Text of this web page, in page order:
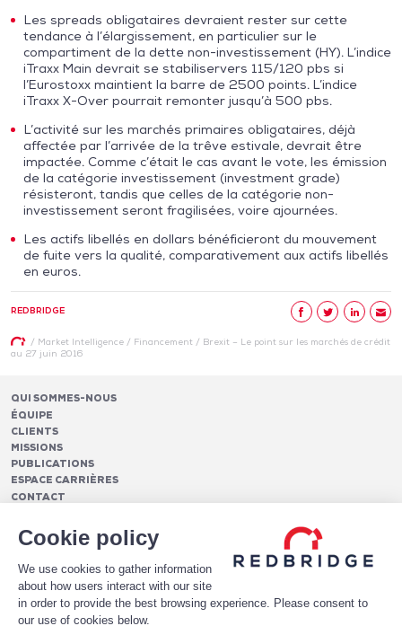
Cookie policy
We use cookies to gather information
about how users interact with our site
in order to provide the best browsing experience. Please consent to
our use of cookies below.
Les spreads obligataires devraient rester sur cette
tendance à l’élargissement, en particulier sur le
compartiment de la dette non-investissement (HY). L’indice
iTraxx Main devrait se stabiliservers 115/120 pbs si
l’Eurostoxx maintient la barre de 2500 points. L’indice
iTraxx X-Over pourrait remonter jusqu’à 500 pbs.
L’activité sur les marchés primaires obligataires, déjà
affectée par l’arrivée de la trêve estivale, devrait être
impactée. Comme c’était le cas avant le vote, les émission
de la catégorie investissement (investment grade)
résisteront, tandis que celles de la catégorie non-
investissement seront fragilisées, voire ajournées.
Les actifs libellés en dollars bénéficieront du mouvement
de fuite vers la qualité, comparativement aux actifs libellés
en euros.
REDBRIDGE
/ Market Intelligence/ Financement/ Brexit – Le point sur les marchés de crédit
au 27 juin 2016
QUI SOMMES-NOUS
ÉQUIPE
CLIENTS
MISSIONS
PUBLICATIONS
ESPACE CARRIÈRES
CONTACT
Pilotage des relations bancaires
Conseil en notation et optimisation du profil de crédit
Mise en place de financements
CASH MANAGEMENT ET TRÉSORERIE
Frais et services bancaires
Services de suivi et de reporting des frais bancaires
Monétique
Conversion et gestion de la fraude e-commerce
PAIEMENTS
Analytics
Architecture de paiement
LE LIVRE BLANC DE HAWKEYEBSB